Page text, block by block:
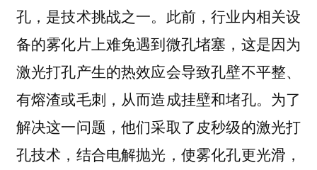
孔，是技术挑战之一。此前，行业内相关设
备的雾化片上难免遇到微孔堵塞，这是因为
激光打孔产生的热效应会导致孔壁不平整、
有熔渣或毛刺，从而造成挂壁和堵孔。为了
解决这一问题，他们采取了皮秒级的激光打
孔技术，结合电解抛光，使雾化孔更光滑，